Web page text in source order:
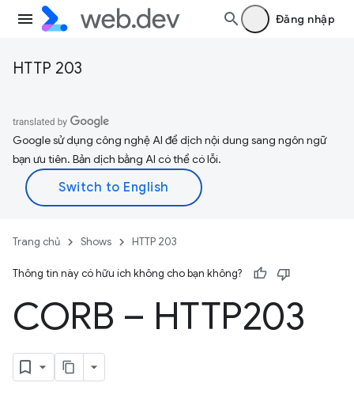
Đăng nhập
HTTP 203
Google sử dụng công nghệ AI để dịch nội dung sang ngôn ngữ
bạn ưu tiên. Bản dịch bằng AI có thể có lỗi.
Trang chủ Shows HTTP 203
Thông tin này có hữu ích không cho bạn không?
CORB – HTTP203